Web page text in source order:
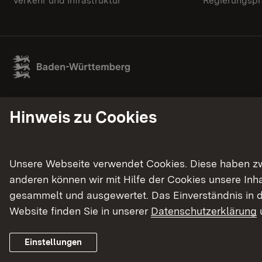
Hinweis zu Cookies
Unsere Webseite verwendet Cookies. Diese haben
anderen können wir mit Hilfe der Cookies unsere
gesammelt und ausgewertet. Das Einverständnis in
Website finden Sie in unserer Datenschutzerklärung
Einstellungen